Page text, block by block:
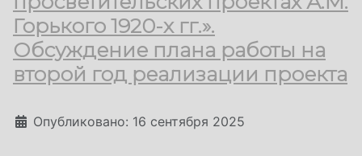
Горького 1920-х гг.».
Обсуждение плана работы на
второй год реализации проекта
Информация о материале
Опубликовано: 16 сентября 2025